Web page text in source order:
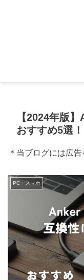
【2024年版
おすすめ5選
＊当ブログには広告
PC・スマホ